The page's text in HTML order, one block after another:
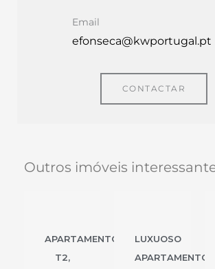
Email
efonseca@kwportugal.pt
CONTACTAR
Outros imóveis
APARTAMENTO
T2,
LUXUOSO
APARTAMENTO